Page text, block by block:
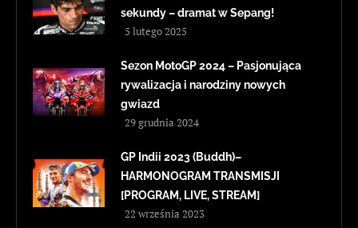
sekundy – dramat w Sepang!
5 lutego 2025
Sezon MotoGP 2024 – Pasjonująca
rywalizacja i narodziny nowych
gwiazd
29 grudnia 2024
GP Indii 2023 (Buddh)–
HARMONOGRAM TRANSMISJI
[PROGRAM, LIVE, STREAM]
22 września 2023